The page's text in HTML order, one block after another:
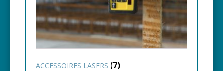
ACCESSOIRES LASERS (7)